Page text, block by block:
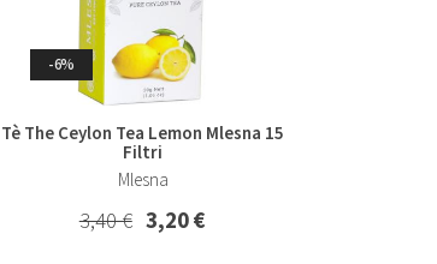
-6%
Tè The Ceylon Tea Lemon Mlesna 15
Filtri
Mlesna
3,40 € 3,20 €